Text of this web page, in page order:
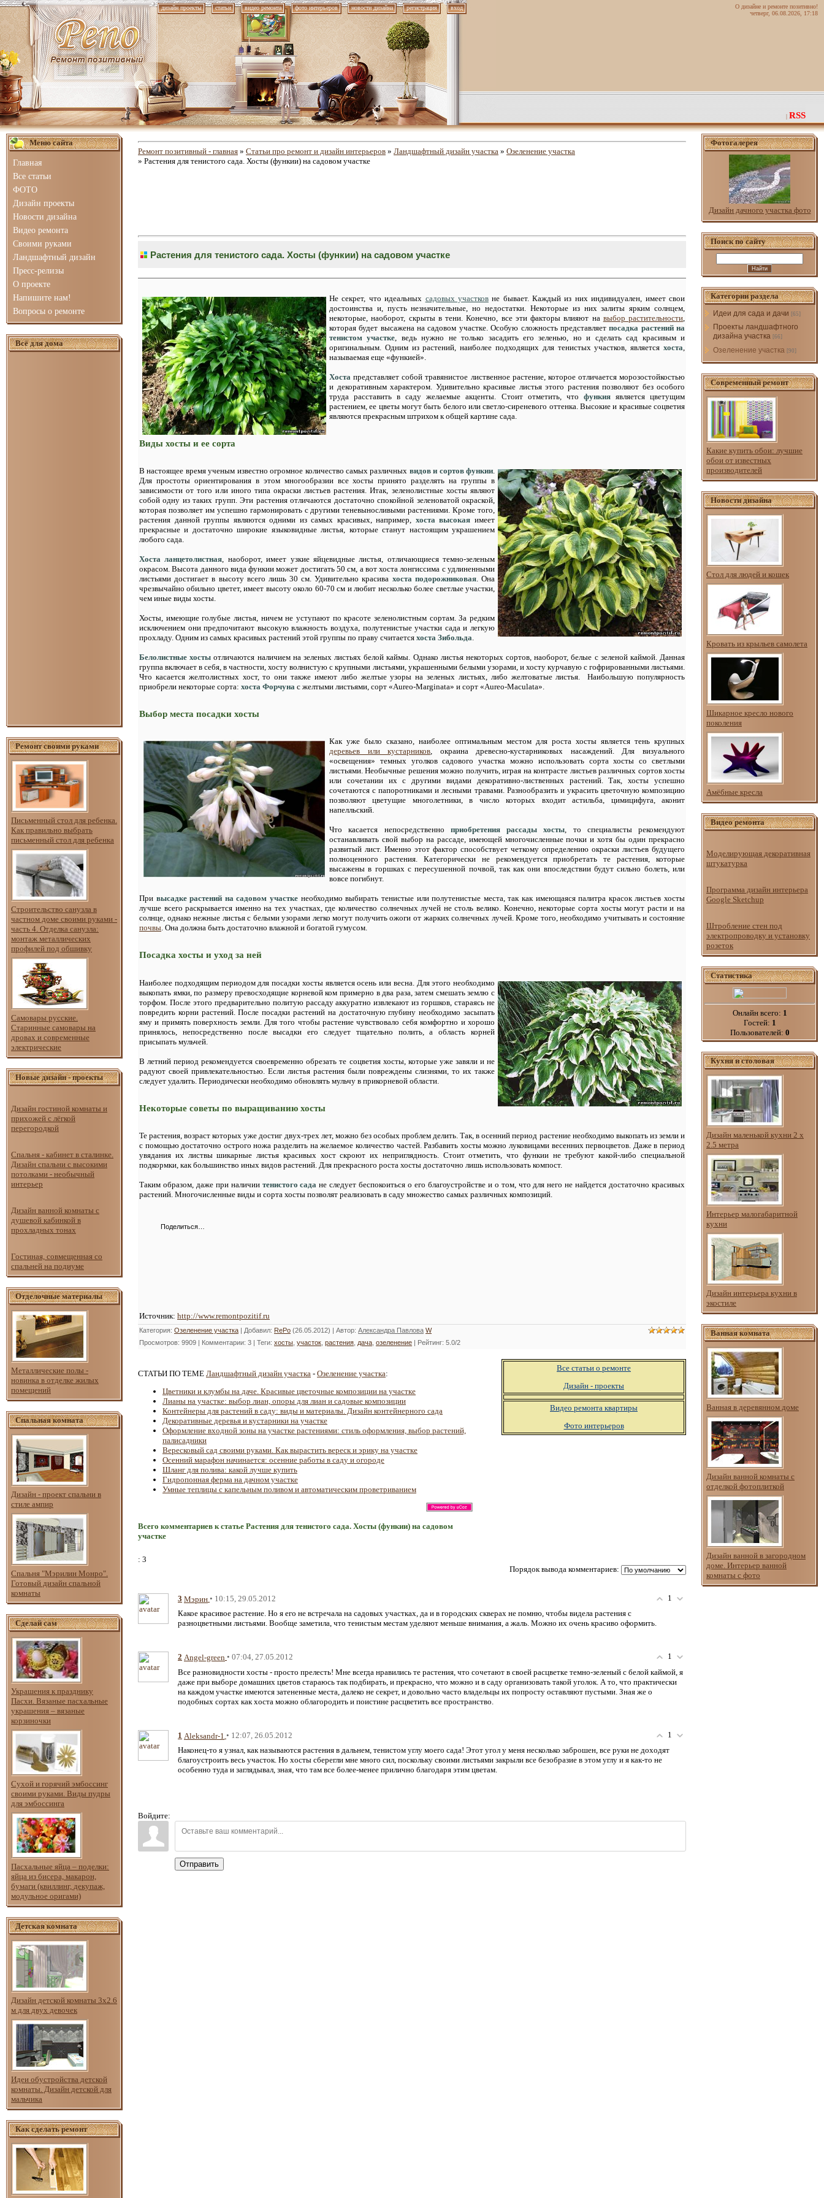
дизайн проекты статьи видео ремонта фото интерьеров новости дизайна регистрация вход
О дизайне и ремонте позитивно!
четверг, 06.08.2026, 17:18
| RSS
Меню сайта
Главная
Все статьи
ФОТО
Дизайн проекты
Новости дизайна
Видео ремонта
Своими руками
Ландшафтный дизайн
Пресс-релизы
О проекте
Напишите нам!
Вопросы о ремонте
Всё для дома
Ремонт своими руками
Письменный стол для ребенка.
Как правильно выбрать
письменный стол для ребенка
Строительство санузла в
частном доме своими руками -
часть 4. Отделка санузла:
монтаж металлических
профилей под обшивку
Самовары русские.
Старинные самовары на
дровах и современные
электрические
Новые дизайн - проекты
Дизайн гостиной комнаты и
прихожей с лёгкой
перегородкой
Спальня - кабинет в сталинке.
Дизайн спальни с высокими
потолками - необычный
интерьер
Дизайн ванной комнаты с
душевой кабинкой в
прохладных тонах
Гостиная, совмещенная со
спальней на подиуме
Отделочные материалы
Металлические полы -
новинка в отделке жилых
помещений
Спальная комната
Дизайн - проект спальни в
стиле ампир
Спальня "Мэрилин Монро".
Готовый дизайн спальной
комнаты
Сделай сам
Украшения к празднику
Пасхи. Вязаные пасхальные
украшения – вязаные
корзиночки
Сухой и горячий эмбоссинг
своими руками. Виды пудры
для эмбоссинга
Пасхальные яйца – поделки:
яйца из бисера, макарон,
бумаги (квиллинг, декупаж,
модульное оригами)
Детская комната
Дизайн детской комнаты 3х2.6
м для двух девочек
Идеи обустройства детской
комнаты. Дизайн детской для
мальчика
Как сделать ремонт
Ремонт позитивный - главная » Статьи про ремонт и дизайн интерьеров » Ландшафтный дизайн участка » Озеленение участка
» Растения для тенистого сада. Хосты (функии) на садовом участке
Растения для тенистого сада. Хосты (функии) на садовом участке
Не секрет, что идеальных садовых участковне бывает. Каждый из них индивидуален, имеет свои
достоинства и, пусть незначительные, но недостатки. Некоторые из них залиты ярким солнцем,
некоторые, наоборот, скрыты в тени. Конечно, все эти факторы влияют на выбор растительности
которая будет высажена на садовом участке.Особую сложность представляетпосадка растений на
тенистом участке , ведь нужно не только засадить его зеленью, но и сделать сад красивым и
оригинальным. Одним из растений, наиболее подходящих для тенистых участков, является хоста
называемая еще «функией».
Хоста представляет собой травянистое лиственное растение, которое отличается морозостойкостью
и декоративным характером. Удивительно красивые листья этого растения позволяют без особого
труда расставить в саду желаемые акценты. Стоит отметить, что функияявляется цветущим
растением, ее цветы могут быть белого или светло-сиреневого оттенка. Высокие и красивые соцветия
являются прекрасным штрихом к общей картине сада.
Виды хосты и ее сорта
В настоящее время ученым известно огромное количество самых различных видов и сортов функии
Для простоты ориентирования в этом многообразии все хосты принято разделять на группы в
зависимости от того или иного типа окраски листьев растения. Итак, зеленолистные хосты являют
собой одну из таких групп. Эти растения отличаются достаточно спокойной зеленоватой окраской,
которая позволяет им успешно гармонировать с другими теневыносливыми растениями. Кроме того,
растения данной группы являются одними из самых красивых, например, хоста высокая имеет
прекрасные и достаточно широкие языковидные листья, которые станут настоящим украшением
любого сада.
Хоста ланцетолистная , наоборот, имеет узкие яйцевидные листья, отличающиеся темно-зеленым
окрасом. Высота данного вида функии может достигать 50 см, а вот хоста лонгиссима с удлиненными
листьями достигает в высоту всего лишь 30 см. Удивительно красива хоста подорожниковая. Она
чрезвычайно обильно цветет, имеет высоту около 60-70 см и любит несколько более светлые участки,
чем иные виды хосты.
Хосты, имеющие голубые листья, ничем не уступают по красоте зеленолистным сортам. За редким
исключением они предпочитают высокую влажность воздуха, полутенистые участки сада и легкую
прохладу. Одним из самых красивых растений этой группы по праву считается хоста Зибольда
Белолистные хосты отличаются наличием на зеленых листьях белой каймы. Однако листья некоторых сортов, наоборот, белые с зеленой каймой. Данная
группа включает в себя, в частности, хосту волнистую с крупными листьями, украшенными белыми узорами, и хосту курчавую с гофрированными листьями.
Что касается желтолистных хост, то они также имеют либо желтые узоры на зеленых листьях, либо желтоватые листья. Наибольшую популярность
приобрели некоторые сорта: хоста Форчуна с желтыми листьями, сорт «Aureo-Marginata» и сорт «Aureo-Maculata».
Выбор места посадки хосты
Как уже было сказано, наиболее оптимальным местом для роста хосты является тень крупных
деревьев или кустарников, окраина древесно-кустарниковых насаждений. Для визуального
«освещения» темных уголков садового участка можно использовать сорта хосты со светлыми
листьями. Необычные решения можно получить, играя на контрасте листьев различных сортов хосты
или сочетании их с другими видами декоративно-лиственных растений. Так, хосты успешно
сочетаются с папоротниками и лесными травами. Разнообразить и украсить цветочную композицию
позволяют цветущие многолетники, в число которых входит астильба, цимицифуга, аконит
напелльский.
Что касается непосредственно приобретения рассады хосты, то специалисты рекомендуют
останавливать свой выбор на рассаде, имеющей многочисленные почки и хотя бы один прекрасно
развитый лист. Именно этот фактор способствует четкому определению окраски листьев будущего
полноценного растения. Категорически не рекомендуется приобретать те растения, которые
высажены в горшках с пересушенной почвой, так как они впоследствии будут сильно болеть, или
вовсе погибнут.
При высадке растений на садовом участке необходимо выбирать тенистые или полутенистые места, так как имеющаяся палитра красок листьев хосты
лучше всего раскрывается именно на тех участках, где количество солнечных лучей не столь велико. Конечно, некоторые сорта хосты могут расти и на
солнце, однако нежные листья с белыми узорами легко могут получить ожоги от жарких солнечных лучей. Кроме того, необходимо учитывать и состояние
почвы. Она должна быть достаточно влажной и богатой гумусом.
Посадка хосты и уход за ней
Наиболее подходящим периодом для посадки хосты является осень или весна. Для этого необходимо
выкопать ямки, по размеру превосходящие корневой ком примерно в два раза, затем смешать землю с
торфом. После этого предварительно политую рассаду аккуратно извлекают из горшков, стараясь не
повредить корни растений. После посадки растений на достаточную глубину необходимо засыпать
яму и примять поверхность земли. Для того чтобы растение чувствовало себя комфортно и хорошо
принялось, непосредственно после высадки его следует тщательно полить, а область корней
присыпать мульчей.
В летний период рекомендуется своевременно обрезать те соцветия хосты, которые уже завяли и не
радуют своей привлекательностью. Если листья растения были повреждены слизнями, то их также
следует удалить. Периодически необходимо обновлять мульчу в прикорневой области.
Некоторые советы по выращиванию хосты
Те растения, возраст которых уже достиг двух-трех лет, можно без особых проблем делить. Так, в осенний период растение необходимо выкопать из земли и
с помощью достаточно острого ножа разделить на желаемое количество частей. Разбавить хосты можно луковицами весенних первоцветов. Даже в период
увядания их листвы шикарные листья красивых хост скроют их неприглядность. Стоит отметить, что функии не требуют какой-либо специальной
подкормки, как большинство иных видов растений. Для прекрасного роста хосты достаточно лишь использовать компост.
Таким образом, даже при наличии тенистого сада не следует беспокоиться о его благоустройстве и о том, что для него не найдется достаточно красивых
растений. Многочисленные виды и сорта хосты позволят реализовать в саду множество самых различных композиций.
Поделиться…
Источник: http://www.remontpozitif.ru
Категория: Озеленение участка | Добавил: RePo (26.05.2012) | Автор: Александра Павлова W
Просмотров: 9909 | Комментарии: 3 | Теги: хосты участок растения дача озеленение | Рейтинг: 5.0/2
Все статьи о ремонте
Дизайн - проекты
Видео ремонта квартиры
Фото интерьеров
СТАТЬИ ПО ТЕМЕ Ландшафтный дизайн участка - Озеленение участка:
Цветники и клумбы на даче. Красивые цветочные композиции на участке
Лианы на участке: выбор лиан, опоры для лиан и садовые композиции
Контейнеры для растений в саду: виды и материалы. Дизайн контейнерного сада
Декоративные деревья и кустарники на участке
Оформление входной зоны на участке растениями: стиль оформления, выбор растений,
палисадники
Вересковый сад своими руками. Как вырастить вереск и эрику на участке
Осенний марафон начинается: осенние работы в саду и огороде
Шланг для полива: какой лучше купить
Гидропонная ферма на дачном участке
Умные теплицы с капельным поливом и автоматическим проветриванием
Всего комментариев к статье Растения для тенистого сада. Хосты (функии) на садовом
участке
: 3
Порядок вывода комментариев:
1
3 Мэрин • 10:15, 29.05.2012
Какое красивое растение. Но я его не встречала на садовых участках, да и в городских скверах не помню, чтобы видела растения с
разноцветными листьями. Вообще заметила, что тенистым местам уделяют меньше внимания, а жаль. Можно их очень красиво оформить.
1
2 Angel-green • 07:04, 27.05.2012
Все разновидности хосты - просто прелесть! Мне всегда нравились те растения, что сочетают в своей расцветке темно-зеленый с белой каймой, я
даже при выборе домашних цветов стараюсь так подбирать, и прекрасно, что можно и в саду организовать такой уголок. А то, что практически
на каждом участке имеются затененные места, далеко не секрет, и довольно часто владельцы их попросту оставляют пустыми. Зная же о
подобных сортах как хоста можно облагородить и поистине расцветить все пространство.
1
1 Aleksandr-1 • 12:07, 26.05.2012
Наконец-то я узнал, как называются растения в дальнем, тенистом углу моего сада! Этот угол у меня несколько заброшен, все руки не доходят
благоустроить весь участок. Но хосты сберегли мне много сил, поскольку своими листьями закрыли все безобразие в этом углу и я как-то не
особенно туда и заглядывал, зная, что там все более-менее прилично благодаря этим цветам.
Войдите:
Отправить
Фотогалерея
Дизайн дачного участка фото
Поиск по сайту
Категории раздела
Идеи для сада и дачи [65]
Проекты ландшафтного
дизайна участка [66]
Озеленение участка [90]
Современный ремонт
Какие купить обои: лучшие
обои от известных
производителей
Новости дизайна
Стол для людей и кошек
Кровать из крыльев самолета
Шикарное кресло нового
поколения
Амёбные кресла
Видео ремонта
Моделирующая декоративная
штукатурка
Программа дизайн интерьера
Google Sketchup
Штробление стен под
электропроводку и установку
розеток
Статистика
Онлайн всего: 1
Гостей: 1
Пользователей: 0
Кухня и столовая
Дизайн маленькой кухни 2 х
2.5 метра
Интерьер малогабаритной
кухни
Дизайн интерьера кухни в
экостиле
Ванная комната
Ванная в деревянном доме
Дизайн ванной комнаты с
отделкой фотоплиткой
Дизайн ванной в загородном
доме. Интерьер ванной
комнаты с фото